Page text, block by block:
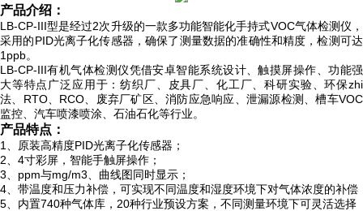
产品介绍：
LB-CP-III型是经过2次升级的一款多功能智能化手持式VOC气体检测仪，
采用的PID光离子化传感器，确保了测量数据的准确性和精度，检测可达
1ppb。
LB-CP-III有机气体检测仪凭借安卓智能系统设计、触摸屏操作、功能强
大等特点广泛应用于：纺织厂、皮具厂、化工厂、科研实验、环保zhi
法、RTO、RCO、废弃厂矿区、消防应急响应、泄漏源检测、槽车VOC
监控、汽车喷漆喷涂、石油石化等行业。
产品特点：
1、原装高精度PID光离子化传感器；
2、4寸彩屏，智能手触屏操作；
3、ppm与mg/m3、曲线图同时显示；
4、带温度和压力补偿，可实现不同温度和湿度环境下对气体浓度的补偿
5、内置740种气体库，20种行业预设方案，不同测量环境下可灵活选择